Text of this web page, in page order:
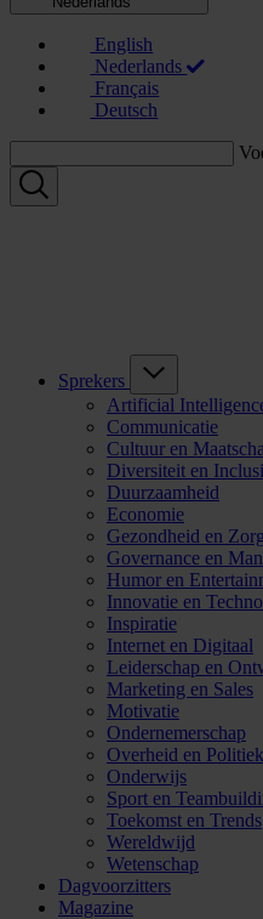
English
Nederlands
Français
Deutsch
Sprekers
Artificial
Communicatie
Cultuur en
Diversiteit en
Duurzaamheid
Economie
Gezondheid en Zorg
Governance en
Humor en
Innovatie en
Inspiratie
Internet en Digitaal
Leiderschap en
Marketing en Sales
Motivatie
Ondernemerschap
Overheid en Politiek
Onderwijs
Sport en
Toekomst en Trends
Wereldwijd
Wetenschap
Dagvoorzitters
Magazine